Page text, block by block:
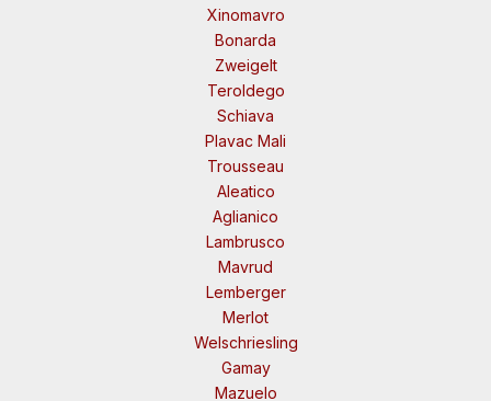
Xinomavro
Bonarda
Zweigelt
Teroldego
Schiava
Plavac Mali
Trousseau
Aleatico
Aglianico
Lambrusco
Mavrud
Lemberger
Merlot
Welschriesling
Gamay
Mazuelo